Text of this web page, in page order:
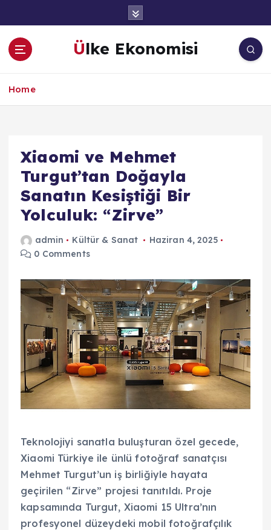
a
Ülke Ekonomisi
Home
Xiaomi ve Mehmet
Turgut’tan Doğayla
Sanatın Kesiştiği Bir
Yolculuk: “Zirve”
admin Kültür & Sanat
Haziran 4, 2025
0 Comments
Teknolojiyi sanatla buluşturan özel gecede,
Xiaomi Türkiye ile ünlü fotoğraf sanatçısı
Mehmet Turgut’un iş birliğiyle hayata
geçirilen “Zirve” projesi tanıtıldı. Proje
kapsamında Turgut, Xiaomi 15 Ultra’nın
profesyonel düzeydeki mobil fotoğrafçılık